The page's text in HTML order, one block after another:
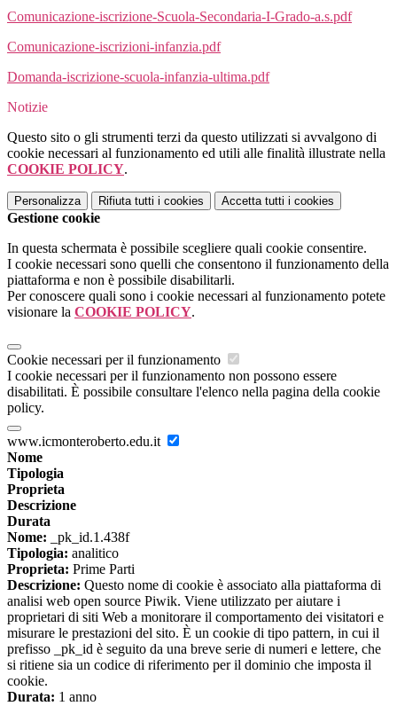
Comunicazione-iscrizione-Scuola-Secondaria-I-Grado-a.s.pdf
Comunicazione-iscrizioni-infanzia.pdf
Domanda-iscrizione-scuola-infanzia-ultima.pdf
Notizie
Questo sito o gli strumenti terzi da questo utilizzati si avvalgono di
cookie necessari al funzionamento ed utili alle finalità illustrate nella
COOKIE POLICY.
Personalizza Rifiuta tutti i cookies Accetta tutti i cookies
Gestione cookie
In questa schermata è possibile scegliere quali cookie consentire.
I cookie necessari sono quelli che consentono il funzionamento della
piattaforma e non è possibile disabilitarli.
Per conoscere quali sono i cookie necessari al funzionamento potete
visionare la COOKIE POLICY.
Cookie necessari per il funzionamento
I cookie necessari per il funzionamento non possono essere
disabilitati. È possibile consultare l'elenco nella pagina della cookie
policy.
www.icmonteroberto.edu.it
Nome
Tipologia
Proprieta
Descrizione
Durata
Nome: _pk_id.1.438f
Tipologia: analitico
Proprieta: Prime Parti
Descrizione: Questo nome di cookie è associato alla piattaforma di
analisi web open source Piwik. Viene utilizzato per aiutare i
proprietari di siti Web a monitorare il comportamento dei visitatori e
misurare le prestazioni del sito. È un cookie di tipo pattern, in cui il
prefisso _pk_id è seguito da una breve serie di numeri e lettere, che
si ritiene sia un codice di riferimento per il dominio che imposta il
cookie.
Durata: 1 anno